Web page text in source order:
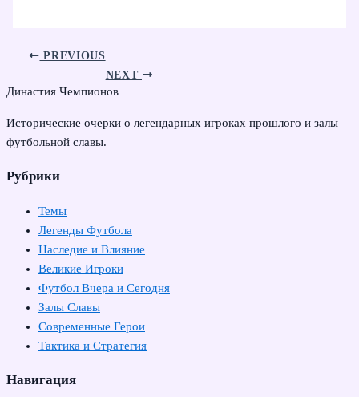
PREVIOUS
NEXT
Династия Чемпионов
Исторические очерки о легендарных игроках прошлого и залы
футбольной славы.
Рубрики
Темы
Легенды Футбола
Наследие и Влияние
Великие Игроки
Футбол Вчера и Сегодня
Залы Славы
Современные Герои
Тактика и Стратегия
Навигация